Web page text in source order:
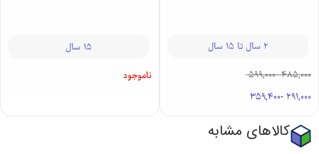
2 سال تا 15 سال
485,000
-
599,000
291,000
-
359,400
15 سال
ناموجود
کالاهای مشابه